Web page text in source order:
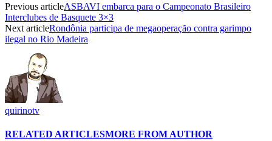
Previous articleASBAVI embarca para o Campeonato Brasileiro
Interclubes de Basquete 3×3
Next articleRondônia participa de megaoperação contra garimpo
ilegal no Rio Madeira
quirinotv
RELATED ARTICLESMORE FROM AUTHOR